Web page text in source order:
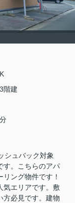
階建
シュバック対象
す。こちらのアパ
ング物件です！
気エリアです。敷
方必見です。建物